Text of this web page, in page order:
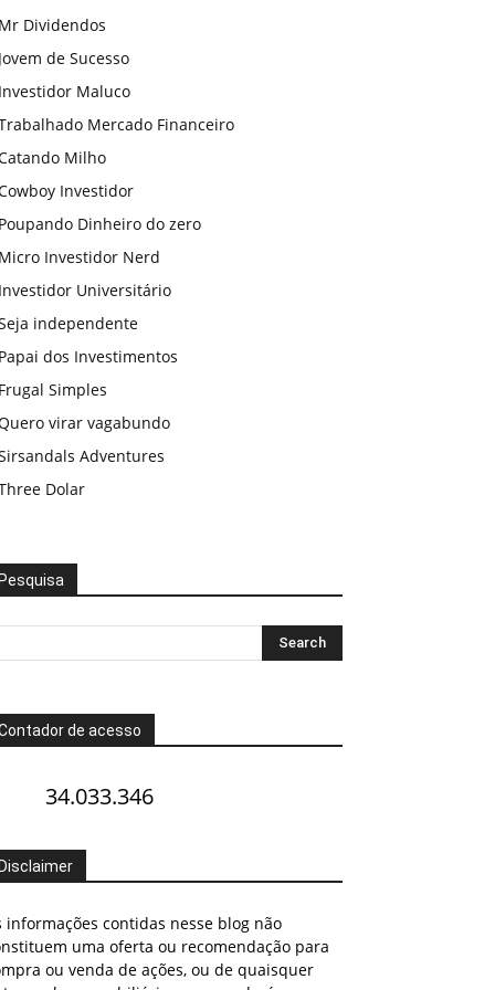
Dividendos
de Sucesso
Maluco
Mercado Financeiro
Milho
Investidor
Dinheiro do zero
Investidor Nerd
Universitário
independente
dos Investimentos
Simples
virar vagabundo
Adventures
Dolar
de acesso
informações contidas nesse blog não
uma oferta ou recomendação para
ou venda de ações, ou de quaisquer